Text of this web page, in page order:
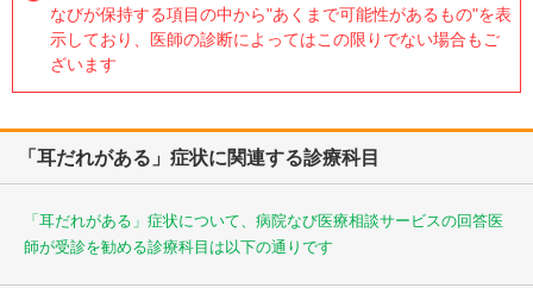
なびが保持する項目の中から"あくまで可能性があるもの"を表
示しており、医師の診断によってはこの限りでない場合もご
ざいます
「耳だれがある」症状に関連する診療科目
「耳だれがある」症状について、病院なび医療相談サービスの回答医
師が受診を勧める診療科目は以下の通りです